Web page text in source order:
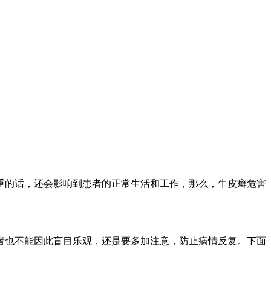
话，还会影响到患者的正常生活和工作，那么，牛皮癣危害
不能因此盲目乐观，还是要多加注意，防止病情反复。下面